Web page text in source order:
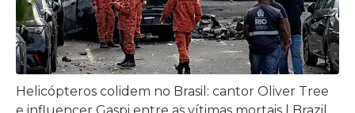
Helicópteros colidem no Brasil: cantor Oliver Tree